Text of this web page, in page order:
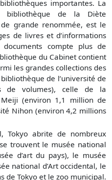
importantes. La
bibliothèque de la Diète
de grande renommée, est le
de livres et d’informations
compte plus de
du Cabinet contient
les grandes collections des
de l’université de
de volumes), celle de la
(environ 1,1 million de
Nihon (environ 4,2 millions
Tokyo abrite de nombreux
trouvent le musée national
d’art du pays), le musée
national d’Art occidental, le
de Tokyo et le zoo municipal.